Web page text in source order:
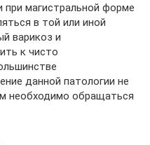
при магистральной форме
в той или иной
варикоз и
к чисто
данной патологии не
необходимо обращаться